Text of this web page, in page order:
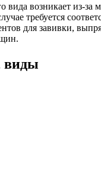
вида возникает из-
требуется
для завивки,
виды